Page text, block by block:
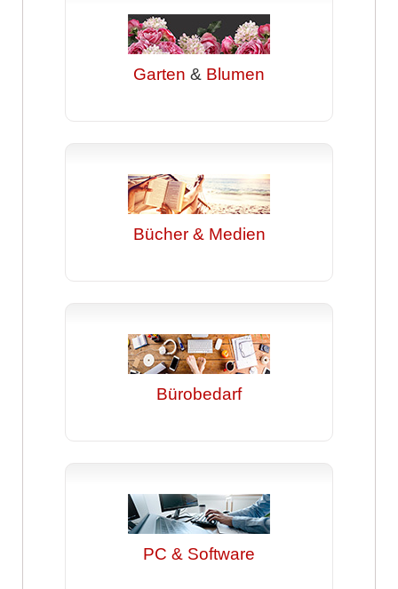
Garten & Blumen
Bücher & Medien
Bürobedarf
PC & Software